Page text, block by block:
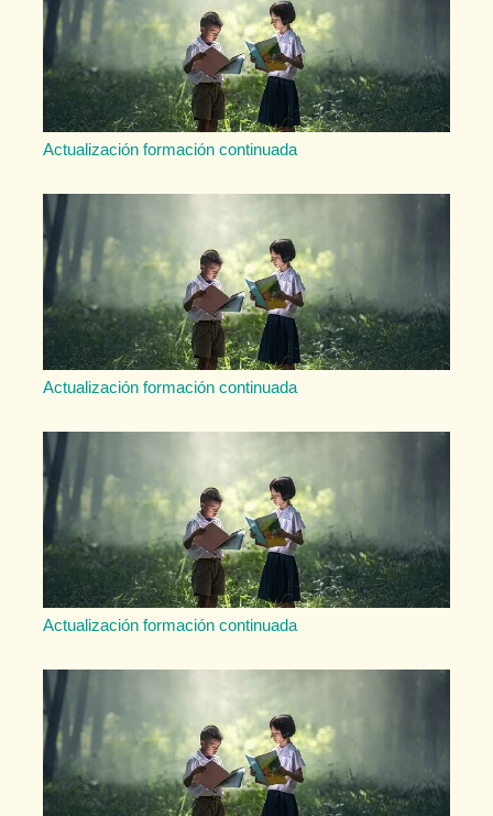
Actualización formación continuada
Actualización formación continuada
Actualización formación continuada